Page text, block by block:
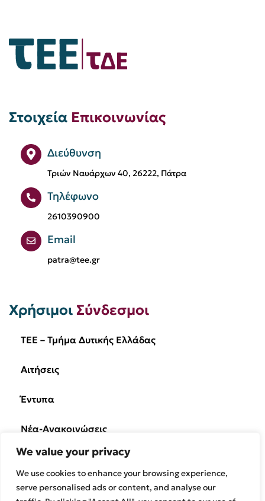
We value your privacy
We use cookies to enhance your browsing experience,
serve personalised ads or content, and analyse our
Στοιχεία Επικοινωνίας
Διεύθυνση
Τριών Ναυάρχων 40, 26222, Πάτρα
Τηλέφωνο
2610390900
Email
patra@tee.gr
Χρήσιμοι Σύνδεσμοι
TEE – Τμήμα Δυτικής Ελλάδας
Αιτήσεις
Έντυπα
Νέα-Ανακοινώσεις
Ημερίδες/Εκδηλώσεις
Επικοινωνία